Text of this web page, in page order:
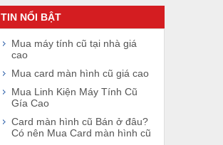
TIN NỔI BẬT
Mua máy tính cũ tại nhà giá
cao
Mua card màn hình cũ giá cao
Mua Linh Kiện Máy Tính Cũ
Gía Cao
Card màn hình cũ Bán ở đâu?
Có nên Mua Card màn hình cũ